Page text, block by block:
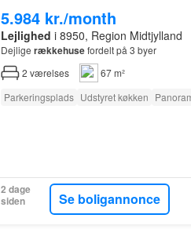
5.984 kr./month
Lejlighed i 8950, Region Midtjylland
Dejlige rækkehusefordelt på 3 byer
2 værelses
67 m²
Parkeringsplads Udstyret køkken
2 dage
siden
Se boligannonce